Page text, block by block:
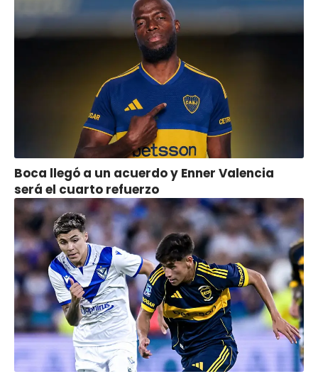
Boca llegó a un acuerdo y Enner Valencia
será el cuarto refuerzo